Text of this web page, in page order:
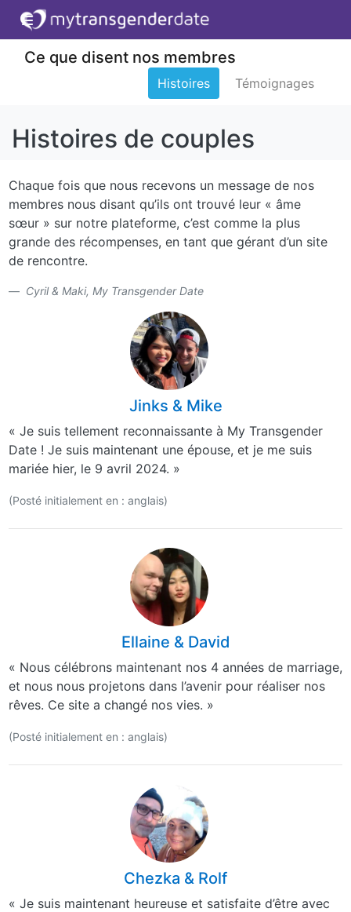
Ce que disent nos membres
Histoires Témoignages
Histoires de couples
Chaque fois que nous recevons un message de nos
membres nous disant qu’ils ont trouvé leur « âme
sœur » sur notre plateforme, c’est comme la plus
grande des récompenses, en tant que gérant d’un site
de rencontre.
Cyril & Maki, My Transgender Date
Jinks & Mike
« Je suis tellement reconnaissante à My Transgender
Date ! Je suis maintenant une épouse, et je me suis
mariée hier, le 9 avril 2024. »
(Posté initialement en : anglais)
Ellaine & David
« Nous célébrons maintenant nos 4 années de marriage,
et nous nous projetons dans l’avenir pour réaliser nos
rêves. Ce site a changé nos vies. »
(Posté initialement en : anglais)
Chezka & Rolf
« Je suis maintenant heureuse et satisfaite d’être avec